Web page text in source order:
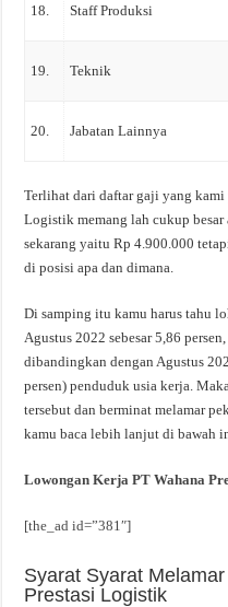
18. Staff Produksi
19. Teknik
20. Jabatan Lainnya
Terlihat dari daftar gaji yang kami
Logistik memang lah cukup besar
sekarang yaitu Rp 4.900.000
di posisi apa dan dimana.
Di samping itu kamu harus tahu
Agustus 2022 sebesar 5,86
dibandingkan dengan Agustus
persen) penduduk usia kerja.
tersebut dan berminat melamar
kamu baca lebih lanjut di bawah
Lowongan Kerja PT Wahana
[the_ad id=”381″]
Syarat Syarat
Prestasi Logistik